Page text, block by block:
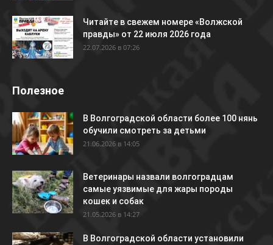
Читайте в свежем номере «Волжской
правды» от 22 июля 2026 года
22.07.2026 в 07:26
Полезное
В Волгоградской области более 100 нянь
обучили смотреть за детьми
21.06.2026 в 14:05
Ветеринары назвали волгоградцам
самые уязвимые для жары породы
кошек и собак
21.05.2026 в 14:27
В Волгоградской области установили